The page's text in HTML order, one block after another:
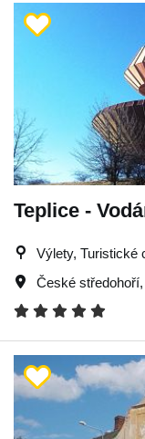
Teplice -
Výlety, Turistické
České středohoří,